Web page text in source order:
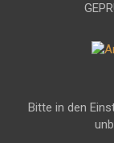
Bitte in den